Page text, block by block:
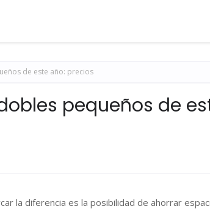
de este año: precios
pequeños de
la diferencia es la posibilidad de ahorrar